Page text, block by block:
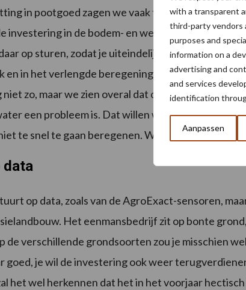
with a transparent
third-party vendors
purposes and
information on a
advertising and
and services
identification
Aanpassen
in pootgoed zagen we vaak te laat de
investering in de bodem- en weerstations. “We
op sturen, zodat je uiteindelijk ook meer
in het verlengde beregeningsverboden onder
zo, maar we zien overal dat de beschikbaarheid
een probleem is. Dat willen we voor zijn.
te snel te gaan beregenen. We hopen dat
data
op data, zoals van de AgroExact-sensoren,
Het eenmansbedrijf zit op bonte
de verschillende grondsoorten zou je misschien
goed, je wil de investering ook weer
het wel herkennen dat het in het voorjaar